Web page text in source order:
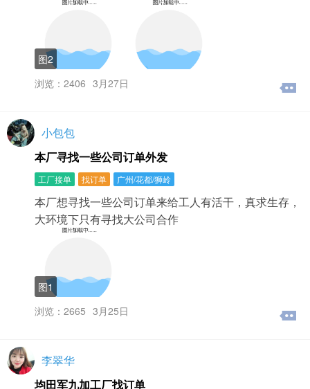
图2
浏览：2406 3月27日
小包包
本厂寻找一些公司订单外发
工厂接单 找订单 广州/花都/狮岭
本厂想寻找一些公司订单来给工人有活干，真求生存，
大环境下只有寻找大公司合作
图1
浏览：2665 3月25日
李翠华
均田军九加工厂找订单